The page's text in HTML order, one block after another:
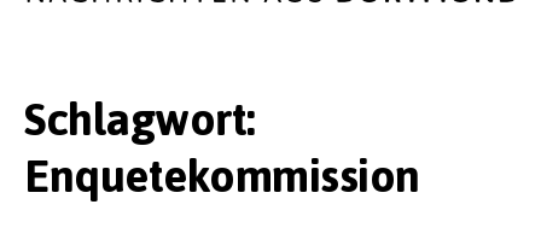
Schlagwort:
Enquetekommission